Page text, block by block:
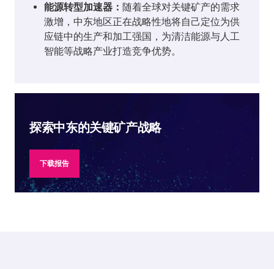
能源转型加速器： 随着全球对关键矿产的需求
激增，中东地区正在战略性地将自己定位为供
应链中的生产和加工强国，为清洁能源与人工
智能等战略产业打造竞争优势。
探索中东的关键矿产战略
下载报告